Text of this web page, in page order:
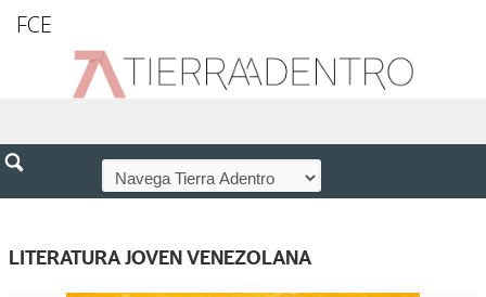
FCE
LITERATURA JOVEN VENEZOLANA